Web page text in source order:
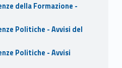
della Formazione -
Politiche - Avvisi del
Politiche - Avvisi